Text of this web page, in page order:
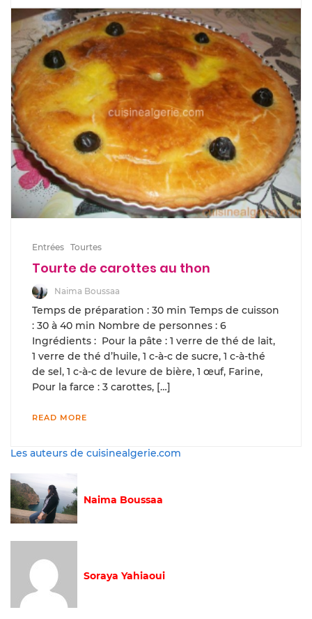
Entrées Tourtes
Tourte de carottes au thon
Naima Boussaa
Temps de préparation : 30 min Temps de cuisson
: 30 à 40 min Nombre de personnes : 6
Ingrédients : Pour la pâte : 1 verre de thé de lait,
1 verre de thé d’huile, 1 c-à-c de sucre, 1 c-à-thé
de sel, 1 c-à-c de levure de bière, 1 œuf, Farine,
Pour la farce : 3 carottes, […]
READ MORE
Les auteurs de cuisinealgerie.com
Naima Boussaa
Soraya Yahiaoui